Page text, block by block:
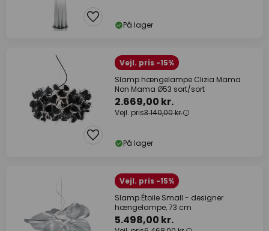
På lager
Vejl. pris -15%
Slamp hængelampe Clizia Mama
Non Mama Ø53 sort/sort
2.669,00 kr.
Vejl. pris3.140,00 kr.
På lager
Vejl. pris -15%
Slamp Étoile Small - designer
hængelampe, 73 cm
5.498,00 kr.